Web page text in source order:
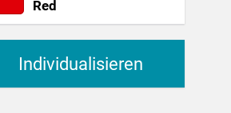
Red
Individualisieren